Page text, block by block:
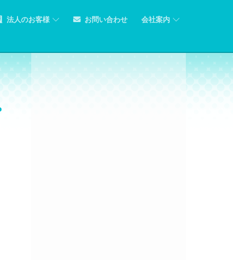
法人のお客様 お問い合わせ 会社案内